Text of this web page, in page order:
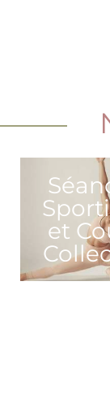
et